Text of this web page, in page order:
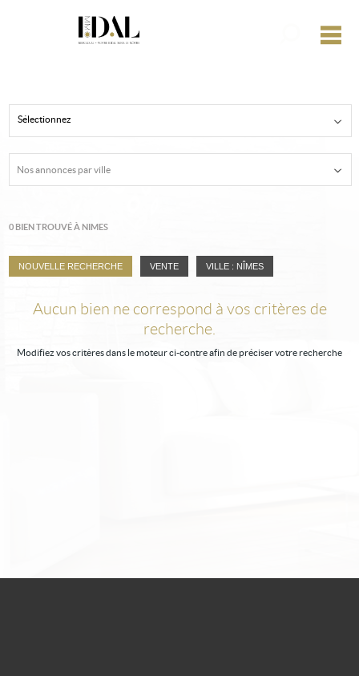
Affiner la
Estimer un bien
Créer une alerte e-mail
Mon compte
ou propriétaire
Nos actualités
Sélectionnez
Nos annonces par ville
0 BIEN TROUVÉ À NIMES
NOUVELLE RECHERCHE VENTE VILLE : NÎMES
Aucun bien ne correspond à vos critères de
recherche.
Modifiez vos critères dans le moteur ci-contre afin de préciser votre recherche